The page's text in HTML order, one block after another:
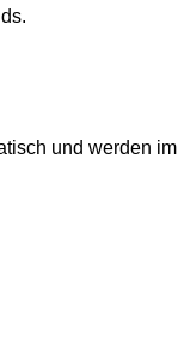
und werden im